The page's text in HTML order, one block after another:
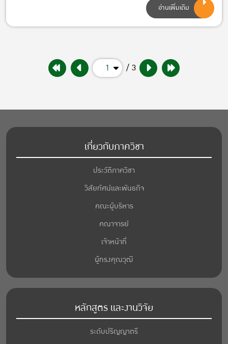
อ่านเพิ่มเติม
1 / 3
เกี่ยวกับภาควิชา
ประวัติภาควิชา
วิสัยทัศน์และพันธกิจ
คณะผู้บริหาร
คณาจารย์
เจ้าหน้าที่
ผู้ทรงคุณวุฒิ
หลักสูตร และงานวิจัย
ระดับปริญญาตรี